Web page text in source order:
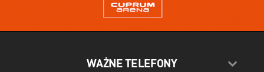
WAŻNE TELEFONY